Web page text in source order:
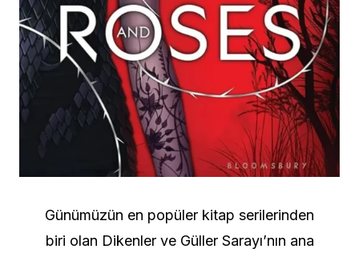
Günümüzün en popüler kitap serilerinden
biri olan Dikenler ve Güller Sarayı’nın ana